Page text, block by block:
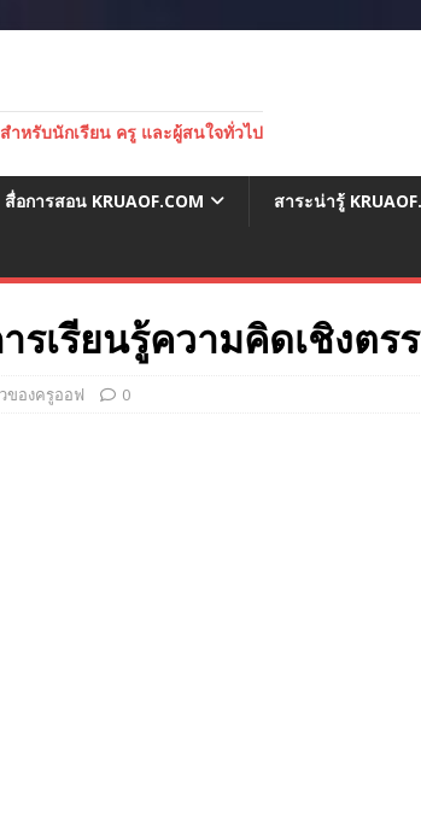
ำหรับนักเรียน ครู และผู้สนใจทั่วไป
สื่อการสอน KRUAOF.COM สาระน่ารู้
รเรียนรู้ความคิดเชิงตร
วของครูออฟ 0